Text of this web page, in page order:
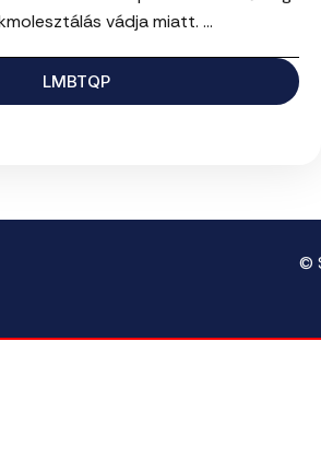
vádja miatt. ...
LMBTQP
©